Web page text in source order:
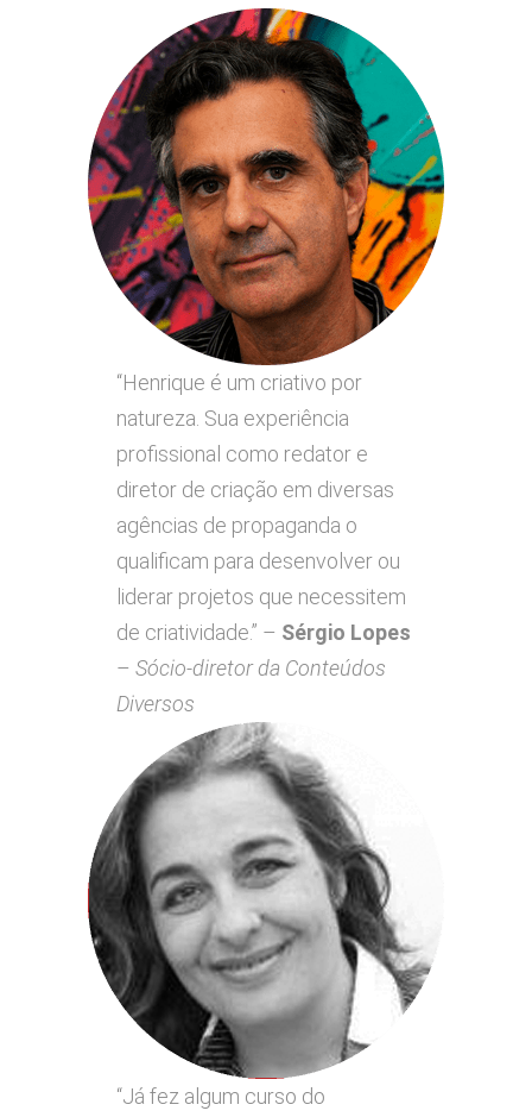
“Henrique é um criativo por
natureza. Sua experiência
profissional como redator e
diretor de criação em diversas
agências de propaganda o
qualificam para desenvolver ou
liderar projetos que necessitem
de criatividade.” – Sérgio Lopes
– Sócio-diretor da Conteúdos
Diversos
“Já fez algum curso do